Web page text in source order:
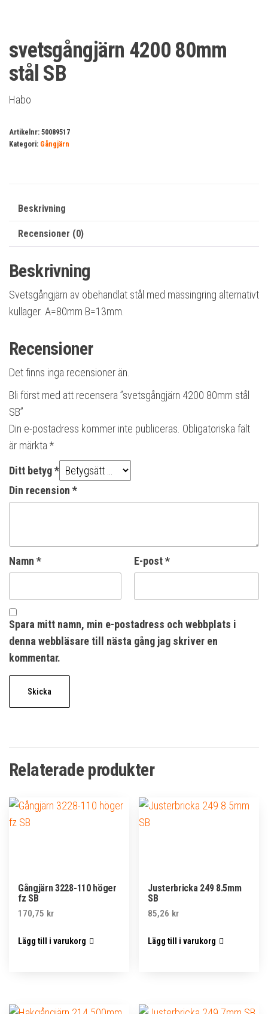
svetsgångjärn 4200 80mm
stål SB
Habo
Artikelnr: 50089517
Kategori: Gångjärn
Beskrivning
Recensioner (0)
Beskrivning
Svetsgångjärn av obehandlat stål med mässingring alternativt
kullager. A=80mm B=13mm.
Recensioner
Det finns inga recensioner än.
Bli först med att recensera ”svetsgångjärn 4200 80mm stål
SB”
Din e-postadress kommer inte publiceras. Obligatoriska fält
är märkta *
Ditt betyg*
Din recension *
Namn * E-post*
Spara mitt namn, min e-postadress och webbplats i
denna webbläsare till nästa gång jag skriver en
kommentar.
Relaterade produkter
Gångjärn 3228-110 höger
fz SB
170,75 kr
Lägg till i varukorg
Justerbricka 249 8.5mm
SB
85,26 kr
Lägg till i varukorg